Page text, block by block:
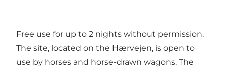
Free use for up to 2 nights without permission.
The site, located on the Hærvejen, is open to
use by horses and horse-drawn wagons. The